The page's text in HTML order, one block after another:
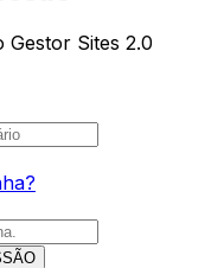
Gestor Sites 2.0